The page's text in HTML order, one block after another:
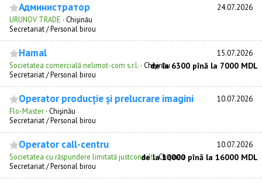
Администратор 24.07.2026
URUNOV TRADE · Chişinău
Secretariat / Personal birou
Hamal 15.07.2026
Societatea comercială nelimot-com s.r.l. · Chişinău
de la 6300 pînă la 7000 MDL
Secretariat / Personal birou
Operator producție și prelucrare imagini 10.07.2026
Flo-Master · Chişinău
Secretariat / Personal birou
Operator call-centru 10.07.2026
Societatea cu răspundere limitată justconsult·Chişinău
de la 10000 pînă la 16000 MDL
Secretariat / Personal birou